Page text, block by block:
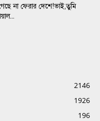
না ফেরার দেশে!ভাই,তুমি
2146
1926
196